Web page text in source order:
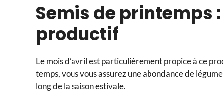
Semis de printemps
productif
Le mois d’avril est particulièrement propice à ce
temps, vous vous assurez une abondance de
long de la saison estivale.